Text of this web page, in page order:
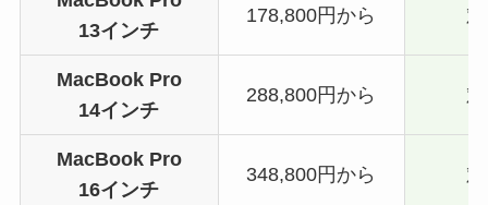
13インチ
178,800円から
MacBook Pro
14インチ
288,800円から
MacBook Pro
16インチ
348,800円から